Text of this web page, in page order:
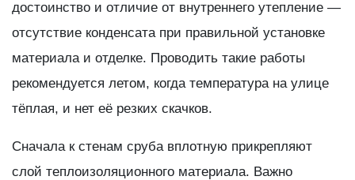
достоинство и отличие от внутреннего утепление —
отсутствие конденсата при правильной установке
материала и отделке. Проводить такие работы
рекомендуется летом, когда температура на улице
тёплая, и нет её резких скачков.
Сначала к стенам сруба вплотную прикрепляют
слой теплоизоляционного материала. Важно